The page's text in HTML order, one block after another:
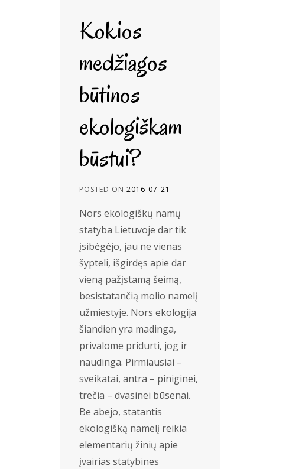
Kokios
medžiagos
būtinos
ekologiškam
būstui?
POSTED ON 2016-07-21
Nors ekologiškų namų
statyba Lietuvoje dar tik
įsibėgėjo, jau ne vienas
šypteli, išgirdęs apie dar
vieną pažįstamą šeimą,
besistatančią molio namelį
užmiestyje. Nors ekologija
šiandien yra madinga,
privalome pridurti, jog ir
naudinga. Pirmiausiai –
sveikatai, antra – piniginei,
trečia – dvasinei būsenai.
Be abejo, statantis
ekologišką namelį reikia
elementarių žinių apie
įvairias statybines